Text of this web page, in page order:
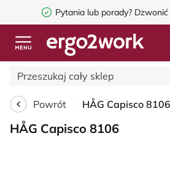
Pytania lub porady? Dzwonić
Powrót
HÅG Capisco 8106